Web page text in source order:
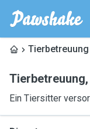
Tierbetreuung
Tierbetreuung,
Ein Tiersitter